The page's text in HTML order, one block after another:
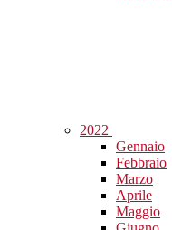
2022
Gennaio
Febbraio
Marzo
Aprile
Maggio